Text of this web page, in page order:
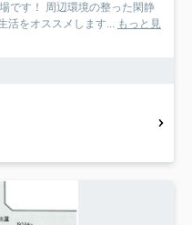
です！ 周辺環境の整った閑静
活をオススメします... もっと見